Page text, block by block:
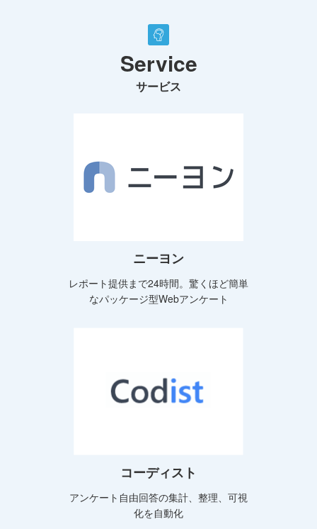
Service
サービス
ニーヨン
レポート提供まで24時間。驚くほど簡単
なパッケージ型Webアンケート
コーディスト
アンケート自由回答の集計、整理、可視
化を自動化